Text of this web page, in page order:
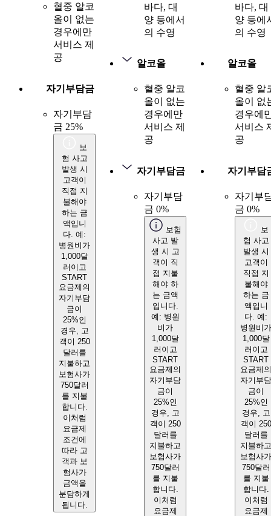
혈중 알코
올이 없는
경우에만
서비스 제
공
자기부담금
자기부담
금 25%
보
험 사고
발생 시
고객이
직접 지
불해야
하는 금
액입니
다. 예:
병원비가
1,000달
러이고
START
요금제의
자기부담
금이
25%인
경우, 고
객이 250
달러를
지불하고
보험사가
750달러
를 지불
합니다.
이처럼
요금제
조건에
따라 고
객과 보
험사가
금액을
분담하게
됩니다.
바다, 대
양 등에서
의 수영
알코올
혈중 알코
올이 없는
경우에만
서비스 제
공
자기부담금
자기부담
금 0%
보험
사고 발
생 시 고
객이 직
접 지불
해야 하
는 금액
입니다.
예: 병원
비가
1,000달
러이고
START
요금제의
자기부담
금이
25%인
경우, 고
객이 250
달러를
지불하고
보험사가
750달러
를 지불
합니다.
이처럼
요금제
바다, 대
양 등에
의 수영
알코올
혈중 알
올이 없
경우에
서비스
공
자기부담
자기부
금 0%
보
험 사고
발생 시
고객이
직접 지
불해야
하는 금
액입니
다. 예:
병원비가
1,000달
러이고
START
요금제의
자기부담
금이
25%인
경우, 고
객이 250
달러를
지불하고
보험사가
750달러
를 지불
합니다.
이처럼
요금제